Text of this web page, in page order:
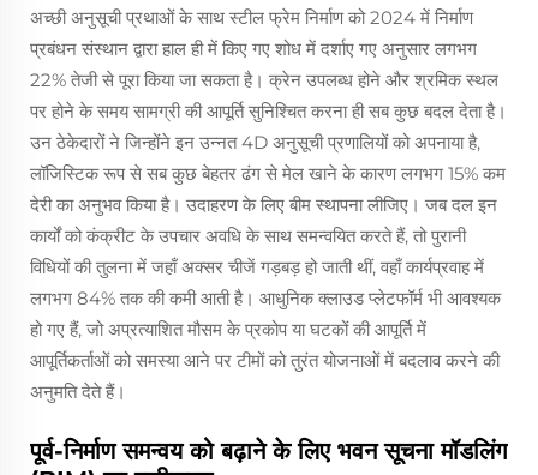
अच्छी अनुसूची प्रथाओं के साथ स्टील फ्रेम निर्माण को 2024 में निर्माण
प्रबंधन संस्थान द्वारा हाल ही में किए गए शोध में दर्शाए गए अनुसार लगभग
22% तेजी से पूरा किया जा सकता है। क्रेन उपलब्ध होने और श्रमिक स्थल
पर होने के समय सामग्री की आपूर्ति सुनिश्चित करना ही सब कुछ बदल देता है।
उन ठेकेदारों ने जिन्होंने इन उन्नत 4D अनुसूची प्रणालियों को अपनाया है,
लॉजिस्टिक रूप से सब कुछ बेहतर ढंग से मेल खाने के कारण लगभग 15% कम
देरी का अनुभव किया है। उदाहरण के लिए बीम स्थापना लीजिए। जब दल इन
कार्यों को कंक्रीट के उपचार अवधि के साथ समन्वयित करते हैं, तो पुरानी
विधियों की तुलना में जहाँ अक्सर चीजें गड़बड़ हो जाती थीं, वहाँ कार्यप्रवाह में
लगभग 84% तक की कमी आती है। आधुनिक क्लाउड प्लेटफॉर्म भी आवश्यक
हो गए हैं, जो अप्रत्याशित मौसम के प्रकोप या घटकों की आपूर्ति में
आपूर्तिकर्ताओं को समस्या आने पर टीमों को तुरंत योजनाओं में बदलाव करने की
अनुमति देते हैं।
पूर्व-निर्माण समन्वय को बढ़ाने के लिए भवन सूचना मॉडलिंग